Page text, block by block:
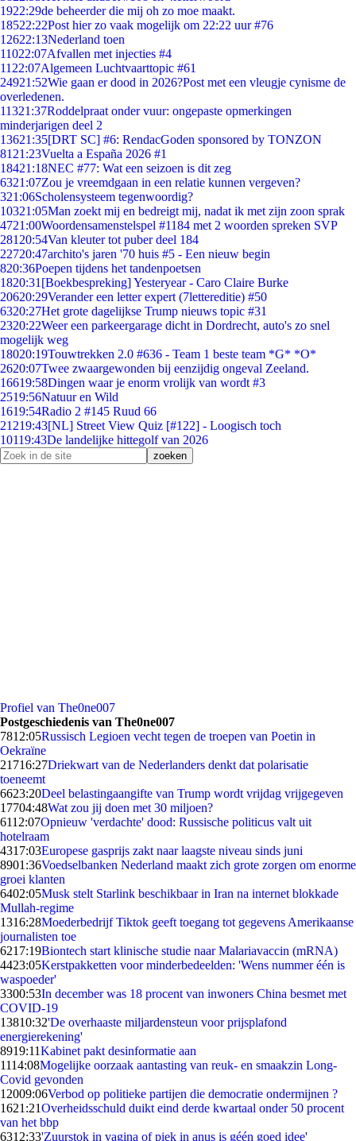
1922:29de beheerder die mij oh zo moe maakt.
18522:22Post hier zo vaak mogelijk om 22:22 uur #76
12622:13Nederland toen
11022:07Afvallen met injecties #4
11 22:07Algemeen Luchtvaarttopic #61
24921:52Wie gaan er dood in 2026?Post met een vleugje cynisme de
overledenen.
11321:37Roddelpraat onder vuur: ongepaste opmerkingen
minderjarigen deel 2
13621:35[DRT SC] #6: RendacGoden sponsored by TONZON
81 21:23Vuelta a España 2026 #1
18421:18NEC #77: Wat een seizoen is dit zeg
6321:07Zou je vreemdgaan in een relatie kunnen vergeven?
321:06Scholensysteem tegenwoordig?
10321:05Man zoekt mij en bedreigt mij, nadat ik met zijn zoon sprak
4721:00Woordensamenstelspel #1184 met 2 woorden spreken SVP
281 20:54Van kleuter tot puber deel 184
22720:47archito's jaren '70 huis #5 - Een nieuw begin
820:36Poepen tijdens het tandenpoetsen
1820:31 [Boekbespreking] Yesteryear - Caro Claire Burke
20620:29Verander een letter expert (7lettereditie) #50
6320:27Het grote dagelijkse Trump nieuws topic #31
2320:22Weer een parkeergarage dicht in Dordrecht, auto's zo snel
mogelijk weg
18020:19Touwtrekken 2.0 #636 - Team 1 beste team *G* *O*
2620:07Twee zwaargewonden bij eenzijdig ongeval Zeeland.
16619:58Dingen waar je enorm vrolijk van wordt #3
2519:56Natuur en Wild
1619:54Radio 2 #145 Ruud 66
21219:43[NL] Street View Quiz [#122] - Loogisch toch
10119:43De landelijke hittegolf van 2026
Profiel van The0ne007
Postgeschiedenis van The0ne007
7812:05Russisch Legioen vecht tegen de troepen van Poetin in
Oekraïne
21716:27Driekwart van de Nederlanders denkt dat polarisatie
toeneemt
6623:20Deel belastingaangifte van Trump wordt vrijdag vrijgegeven
17704:48Wat zou jij doen met 30 miljoen?
6112:07Opnieuw 'verdachte' dood: Russische politicus valt uit
hotelraam
4317:03Europese gasprijs zakt naar laagste niveau sinds juni
8901:36Voedselbanken Nederland maakt zich grote zorgen om enorme
groei klanten
6402:05Musk stelt Starlink beschikbaar in Iran na internet blokkade
Mullah-regime
1316:28Moederbedrijf Tiktok geeft toegang tot gegevens Amerikaanse
journalisten toe
6217:19Biontech start klinische studie naar Malariavaccin (mRNA)
4423:05Kerstpakketten voor minderbedeelden: 'Wens nummer één is
waspoeder'
3300:53In december was 18 procent van inwoners China besmet met
COVID-19
13810:32'De overhaaste miljardensteun voor prijsplafond
energierekening'
8919:11Kabinet pakt desinformatie aan
1114:08Mogelijke oorzaak aantasting van reuk- en smaakzin Long-
Covid gevonden
12009:06Verbod op politieke partijen die democratie ondermijnen ?
1621:21Overheidsschuld duikt eind derde kwartaal onder 50 procent
van het bbp
6312:33'Zuurstok in vagina of piek in anus is géén goed idee'